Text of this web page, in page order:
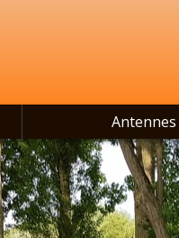
Antennes